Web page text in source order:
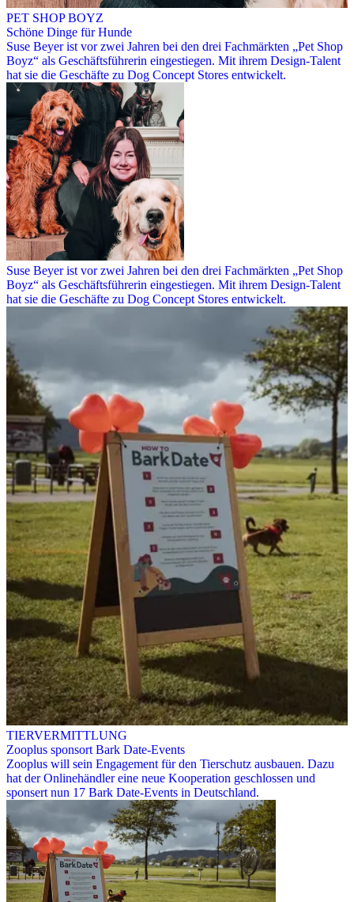
PET SHOP BOYZ
Schöne Dinge für Hunde
Suse Beyer ist vor zwei Jahren bei den drei Fachmärkten „Pet Shop
Boyz“ als Geschäftsführerin eingestiegen. Mit ihrem Design-Talent
hat sie die Geschäfte zu Dog Concept Stores entwickelt.
Suse Beyer ist vor zwei Jahren bei den drei Fachmärkten „Pet Shop
Boyz“ als Geschäftsführerin eingestiegen. Mit ihrem Design-Talent
hat sie die Geschäfte zu Dog Concept Stores entwickelt.
TIERVERMITTLUNG
Zooplus sponsort Bark Date-Events
Zooplus will sein Engagement für den Tierschutz ausbauen. Dazu
hat der Onlinehändler eine neue Kooperation geschlossen und
sponsert nun 17 Bark Date-Events in Deutschland.